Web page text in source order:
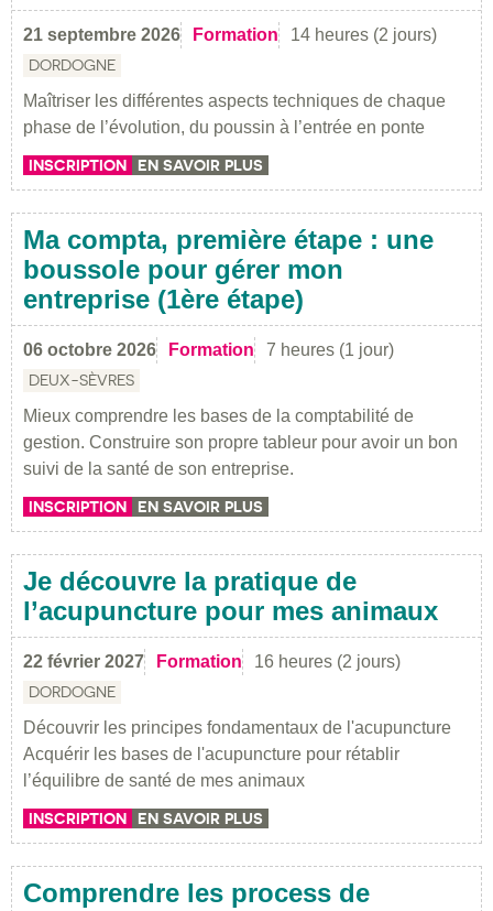
21 septembre 2026 Formation 14 heures (2 jours)
DORDOGNE
Maîtriser les différentes aspects techniques de chaque
phase de l’évolution, du poussin à l’entrée en ponte
INSCRIPTION EN SAVOIR PLUS
Ma compta, première étape : une
boussole pour gérer mon
entreprise (1ère étape)
06 octobre 2026 Formation 7 heures (1 jour)
DEUX-SÈVRES
Mieux comprendre les bases de la comptabilité de
gestion. Construire son propre tableur pour avoir un bon
suivi de la santé de son entreprise.
INSCRIPTION EN SAVOIR PLUS
Je découvre la pratique de
l’acupuncture pour mes animaux
22 février 2027 Formation 16 heures (2 jours)
DORDOGNE
Découvrir les principes fondamentaux de l'acupuncture
Acquérir les bases de l'acupuncture pour rétablir
l’équilibre de santé de mes animaux
INSCRIPTION EN SAVOIR PLUS
Comprendre les process de